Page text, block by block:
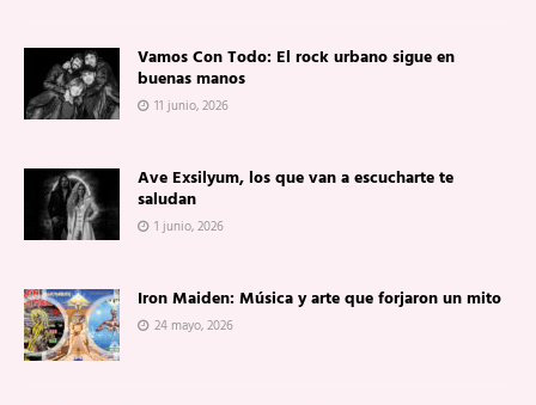
Vamos Con Todo: El rock urbano sigue en
buenas manos
11 junio, 2026
Ave Exsilyum, los que van a escucharte te
saludan
1 junio, 2026
Iron Maiden: Música y arte que forjaron un mito
24 mayo, 2026